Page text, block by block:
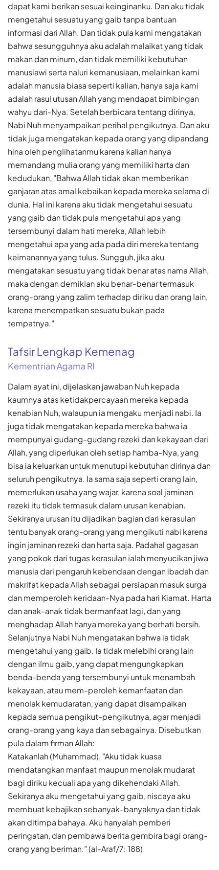
dapat kami berikan sesuai keinginanku. Dan aku tidak
mengetahui sesuatu yang gaib tanpa bantuan
informasi dari Allah. Dan tidak pula kami mengatakan
bahwa sesungguhnya aku adalah malaikat yang tidak
makan dan minum, dan tidak memiliki kebutuhan
manusiawi serta naluri kemanusiaan, melainkan kami
adalah manusia biasa seperti kalian, hanya saja kami
adalah rasul utusan Allah yang mendapat bimbingan
wahyu dari-Nya. Setelah berbicara tentang dirinya,
Nabi Nuh menyampaikan perihal pengikutnya. Dan aku
tidak juga mengatakan kepada orang yang dipandang
hina oleh penglihatanmu karena kalian hanya
memandang mulia orang yang memiliki harta dan
kedudukan, "Bahwa Allah tidak akan memberikan
ganjaran atas amal kebaikan kepada mereka selama di
dunia. Hal ini karena aku tidak mengetahui sesuatu
yang gaib dan tidak pula mengetahui apa yang
tersembunyi dalam hati mereka, Allah lebih
mengetahui apa yang ada pada diri mereka tentang
keimanannya yang tulus. Sungguh, jika aku
mengatakan sesuatu yang tidak benar atas nama Allah,
maka dengan demikian aku benar-benar termasuk
orang-orang yang zalim terhadap diriku dan orang lain,
karena menempatkan sesuatu bukan pada
tempatnya."
Tafsir Lengkap Kemenag
Kementrian Agama RI
Dalam ayat ini, dijelaskan jawaban Nuh kepada
kaumnya atas ketidakpercayaan mereka kepada
kenabian Nuh, walaupun ia mengaku menjadi nabi. Ia
juga tidak mengatakan kepada mereka bahwa ia
mempunyai gudang-gudang rezeki dan kekayaan dari
Allah, yang diperlukan oleh setiap hamba-Nya, yang
bisa ia keluarkan untuk menutupi kebutuhan dirinya dan
seluruh pengikutnya. Ia sama saja seperti orang lain,
memerlukan usaha yang wajar, karena soal jaminan
rezeki itu tidak termasuk dalam urusan kenabian.
Sekiranya urusan itu dijadikan bagian dari kerasulan
tentu banyak orang-orang yang mengikuti nabi karena
ingin jaminan rezeki dan harta saja. Padahal gagasan
yang pokok dari tugas kerasulan ialah menyucikan jiwa
manusia dari pengaruh kebendaan dengan ibadah dan
makrifat kepada Allah sebagai persiapan masuk surga
dan memperoleh keridaan-Nya pada hari Kiamat. Harta
dan anak-anak tidak bermanfaat lagi, dan yang
menghadap Allah hanya mereka yang berhati bersih.
Selanjutnya Nabi Nuh mengatakan bahwa ia tidak
mengetahui yang gaib. Ia tidak melebihi orang lain
dengan ilmu gaib, yang dapat mengungkapkan
benda-benda yang tersembunyi untuk menambah
kekayaan, atau mem-peroleh kemanfaatan dan
menolak kemudaratan, yang dapat disampaikan
kepada semua pengikut-pengikutnya, agar menjadi
orang-orang yang kaya dan sebagainya. Disebutkan
pula dalam firman Allah:
Katakanlah (Muhammad), "Aku tidak kuasa
mendatangkan manfaat maupun menolak mudarat
bagi diriku kecuali apa yang dikehendaki Allah.
Sekiranya aku mengetahui yang gaib, niscaya aku
membuat kebajikan sebanyak-banyaknya dan tidak
akan ditimpa bahaya. Aku hanyalah pemberi
peringatan, dan pembawa berita gembira bagi orang-
orang yang beriman." (al-Araf/7: 188)